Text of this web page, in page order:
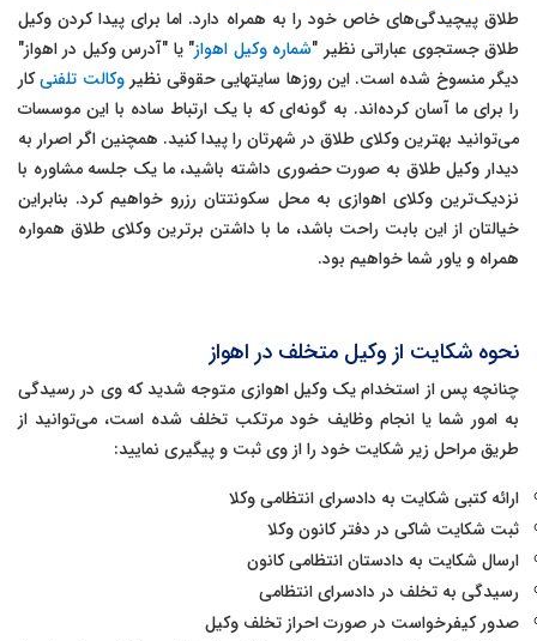
طلاق پیچیدگی‌های خاص خود را به همراه دارد. اما برای پیدا کردن وکیل
طلاق جستجوی عباراتی نظیر "شماره وکیل اهواز"یا "آدرس وکیل در اهواز"
دیگر منسوخ شده است. این روزها سایتهایی حقوقی نظیروکالت تلفنیکار
را برای ما آسان کرده‌اند. به گونه‌ای که با یک ارتباط ساده با این موسسات
می‌توانید بهترین وکلای طلاق در شهرتان را پیدا کنید. همچنین اگر اصرار به
دیدار وکیل طلاق به صورت حضوری داشته باشید، ما یک جلسه مشاوره با
نزدیک‌ترین وکلای اهوازی به محل سکونتتان رزرو خواهیم کرد. بنابراین
خیالتان از این بابت راحت باشد، ما با داشتن برترین وکلای طلاق همواره
همراه و یاور شما خواهیم بود.
نحوه شکایت از وکیل متخلف در اهواز
چنانچه پس از استخدام یک وکیل اهوازی متوجه شدید که وی در رسیدگی
به امور شما یا انجام وظایف خود مرتکب تخلف شده است، می‌توانید از
طریق مراحل زیر شکایت خود را از وی ثبت و پیگیری نمایید:
ارائه کتبی شکایت به دادسرای انتظامی وکلا
ثبت شکایت شاکی در دفتر کانون وکلا
ارسال شکایت به دادستان انتظامی کانون
رسیدگی به تخلف در دادسرای انتظامی
صدور کیفرخواست در صورت احراز تخلف وکیل